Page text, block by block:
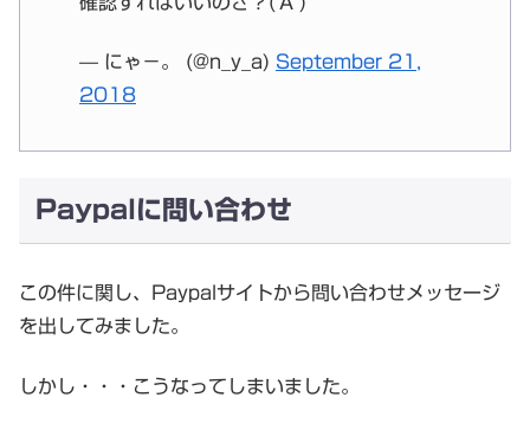
— にゃ－。 (@n_y_a) September 21,
2018
Paypalに問い合わせ
この件に関し、Paypalサイトから問い合わせメッセージ
を出してみました。
しかし・・・こうなってしまいました。